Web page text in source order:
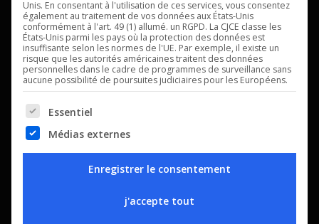
Digitel fournit des solutions haut de gamme de régulation, de
surveillance et de gestion à distance pour vos installations
exigeant un haut degré de performance : production de froid,
récupération de chaleur, chambre à atmosphère contrôlée,
chambre de pousse ou encore installations spéciales ou sur-
mesure.
Contactez-nous
Unis. En consentant à l'utilisation de ces services, vous consentez
également au traitement de vos données aux États-Unis
conformément à l'art. 49 (1) allumé. un RGPD. La CJCE classe les
États-Unis parmi les pays où la protection des données est
insuffisante selon les normes de l'UE. Par exemple, il existe un
risque que les autorités américaines traitent des données
personnelles dans le cadre de programmes de surveillance sans
aucune possibilité de poursuites judiciaires pour les Européens.
The following is a list of service groups for which consent can
Essentiel
Médias externes
Enregistrer le consentement
j'accepte tout